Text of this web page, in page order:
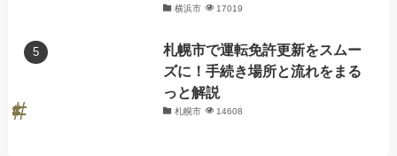
横浜市 17019
札幌市で運転免許更新をスムー
ズに！手続き場所と流れをまる
っと解説
札幌市 14608